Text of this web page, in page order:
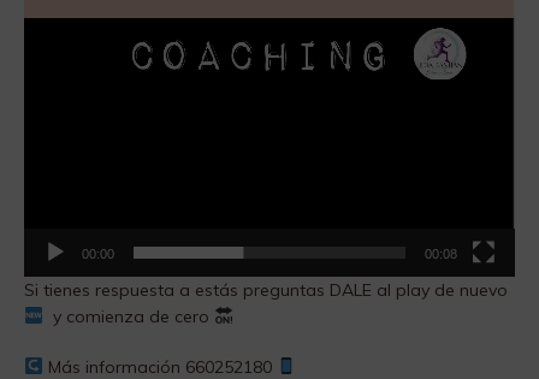
00:00 00:08
Si tienes respuesta a estás preguntas DALE al play de nuevo
y comienza de cero
Más información 660252180